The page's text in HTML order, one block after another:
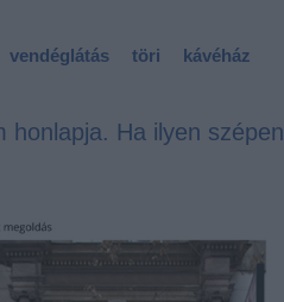
vendéglátás töri
kávéház
honlapja. Ha ilyen szépen